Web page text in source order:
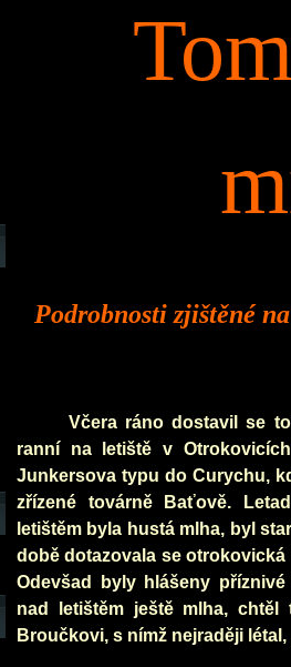
Podrobnosti zjištěné
Včera ráno dostavil se
ranní na letiště v
Junkersova typu do Curychu,
zřízené továrně Baťově.
letištěm byla hustá mlha, byl
době dotazovala se
Odevšad byly hlášeny
nad letištěm ještě mlha,
Broučkovi, s nímž nejraději